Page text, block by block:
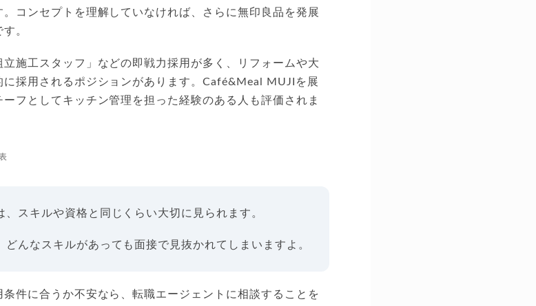
コンセプトを理解していなければ、さらに無印良品を発展
。
施工スタッフ」などの即戦力採用が多く、リフォームや大
に採用されるポジションがあります。Café&Meal MUJIを展
フとしてキッチン管理を担った経験のある人も評価されま
、スキルや資格と同じくらい大切に見られます。
んなスキルがあっても面接で見抜かれてしまいますよ。
件に合うか不安なら、転職エージェントに相談することを